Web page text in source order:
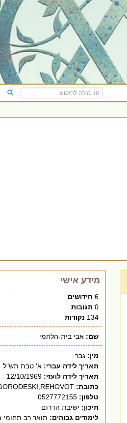
מידע אישי
6 חידושים
0 תגובות
134 נקודות
שם: אבי בית-הלחמי
מין: גבר
תאריך לידה עברי: א' טבת תש"ל
תאריך לידה לועזי:
כתובת:
טלפון:
תיכון: ישיבת הדרום
לימודים גבוהים: תואר רב תחומי